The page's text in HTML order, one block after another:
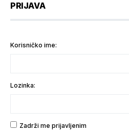
PRIJAVA
Korisničko ime:
Lozinka:
Zadrži me prijavljenim